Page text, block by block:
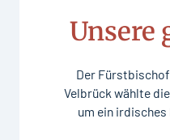
Unsere
Der
Velbrück wählte
um ein